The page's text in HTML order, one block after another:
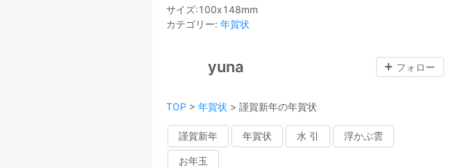
サイズ:100x148mm
カテゴリー: 年賀状
yuna フォロー
TOP > 年賀状 > 謹賀新年の年賀状
謹賀新年 年賀状 水 引 浮かぶ雲
お年玉